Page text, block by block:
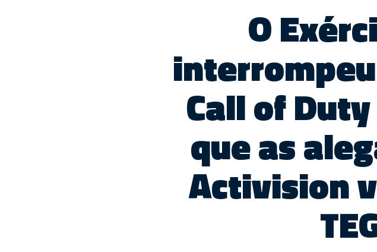
O
Call of
que as
Activision